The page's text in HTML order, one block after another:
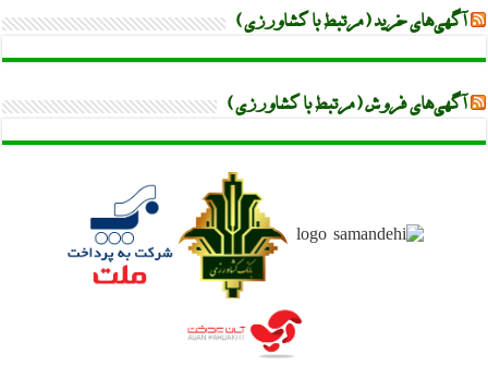
آگهی‌های خرید (مرتبط با کشاورزی)
آگهی‌های فروش (مرتبط با کشاورزی)